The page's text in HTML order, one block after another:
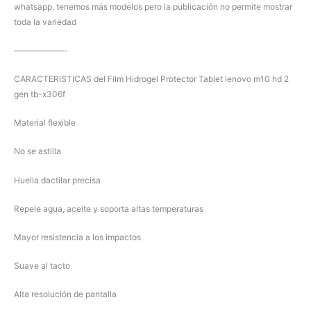
whatsapp, tenemos más modelos pero la publicación no permite mostrar
toda la variedad
——————-
CARACTERISTICAS del Film Hidrogel Protector Tablet lenovo m10 hd 2
gen tb-x306f
Material flexible
No se astilla
Huella dactilar precisa
Repele agua, aceite y soporta altas temperaturas
Mayor resistencia a los impactos
Suave al tacto
Alta resolución de pantalla